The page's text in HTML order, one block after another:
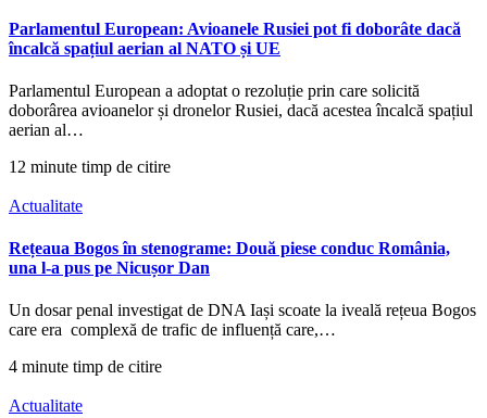
Parlamentul European: Avioanele Rusiei pot fi doborâte dacă
încalcă spațiul aerian al NATO și UE
Parlamentul European a adoptat o rezoluție prin care solicită
doborârea avioanelor și dronelor Rusiei, dacă acestea încalcă spațiul
aerian al…
12 minute timp de citire
Actualitate
Rețeaua Bogos în stenograme: Două piese conduc România,
una l-a pus pe Nicușor Dan
Un dosar penal investigat de DNA Iași scoate la iveală rețeua Bogos
care era complexă de trafic de influență care,…
4 minute timp de citire
Actualitate